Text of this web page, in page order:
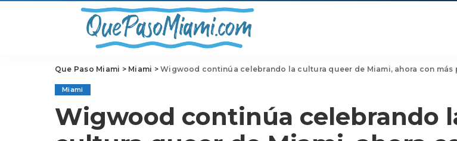
Que Paso Miami > Miami >Wigwood continúa celebrando la cultura queer de Miami, ahora con más
Miami
Wigwood continúa celebrando